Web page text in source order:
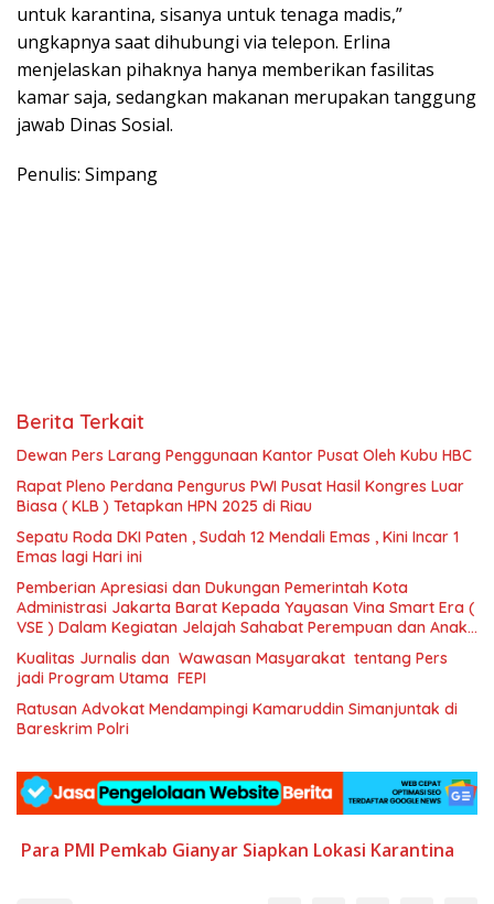
untuk karantina, sisanya untuk tenaga madis,”
ungkapnya saat dihubungi via telepon. Erlina
menjelaskan pihaknya hanya memberikan fasilitas
kamar saja, sedangkan makanan merupakan tanggung
jawab Dinas Sosial.
Penulis: Simpang
Berita Terkait
Dewan Pers Larang Penggunaan Kantor Pusat Oleh Kubu HBC
Rapat Pleno Perdana Pengurus PWI Pusat Hasil Kongres Luar
Biasa ( KLB ) Tetapkan HPN 2025 di Riau
Sepatu Roda DKI Paten , Sudah 12 Mendali Emas , Kini Incar 1
Emas lagi Hari ini
Pemberian Apresiasi dan Dukungan Pemerintah Kota
Administrasi Jakarta Barat Kepada Yayasan Vina Smart Era (
VSE ) Dalam Kegiatan Jelajah Sahabat Perempuan dan Anak (
SAPA )
Kualitas Jurnalis dan Wawasan Masyarakat tentang Pers
jadi Program Utama FEPI
Ratusan Advokat Mendampingi Kamaruddin Simanjuntak di
Bareskrim Polri
Para PMI Pemkab Gianyar Siapkan Lokasi Karantina